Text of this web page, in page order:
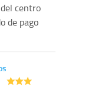
centro
de pago